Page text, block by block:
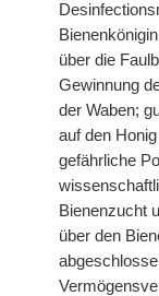
über die
Gewinnung
der Waben;
auf den
gefährliche
Bienenzucht
über den